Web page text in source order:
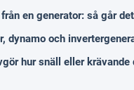
en generator: så går det
dynamo och
hur snäll eller krävande